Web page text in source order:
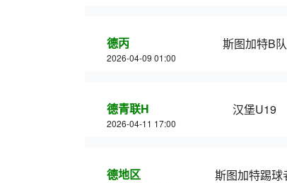
德丙
2026-04-09 01:00
斯图加特B队
德青联H
2026-04-11 17:00
汉堡U19
德地区 斯图加特踢球